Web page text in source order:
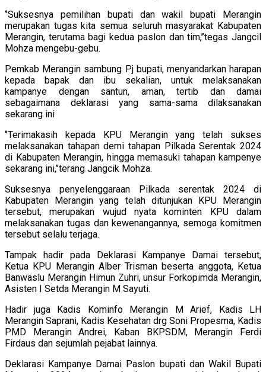
‘’Suksesnya pemilihan bupati dan wakil bupati Merangin
merupakan tugas kita semua seluruh masyarakat Kabupaten
Merangin, terutama bagi kedua paslon dan tim,’’tegas Jangcil
Mohza mengebu-gebu.
Pemkab Merangin sambung Pj bupati, menyandarkan harapan
kepada bapak dan ibu sekalian, untuk melaksanakan
kampanye dengan santun, aman, tertib dan damai
sebagaimana deklarasi yang sama-sama dilaksanakan
sekarang ini
‘’Terimakasih kepada KPU Merangin yang telah sukses
melaksanakan tahapan demi tahapan Pilkada Serentak 2024
di Kabupaten Merangin, hingga memasuki tahapan kampenye
sekarang ini,’’terang Jangcik Mohza.
Suksesnya penyelenggaraan Pilkada serentak 2024 di
Kabupaten Merangin yang telah ditunjukan KPU Merangin
tersebut, merupakan wujud nyata kominten KPU dalam
melaksanakan tugas dan kewenangannya, semoga komitmen
tersebut selalu terjaga.
Tampak hadir pada Deklarasi Kampanye Damai tersebut,
Ketua KPU Merangin Alber Trisman beserta anggota, Ketua
Banwaslu Merangin Himun Zuhri, unsur Forkopimda Merangin,
Asisten I Setda Merangin M Sayuti.
Hadir juga Kadis Kominfo Merangin M Arief, Kadis LH
Merangin Saprani, Kadis Kesehatan drg Soni Propesma, Kadis
PMD Merangin Andrei, Kaban BKPSDM, Merangin Ferdi
Firdaus dan sejumlah pejabat lainnya.
Deklarasi Kampanye Damai Paslon bupati dan Wakil Bupati